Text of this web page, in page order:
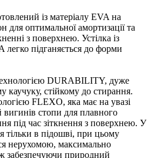
із матеріалу EVA на
для оптимальної амортизації та
з поверхнею. Устілка із
легко підганяється до форми
DURABILITY, дуже
каучуку, стійкому до стирання.
FLEXO, яка має на увазі
вигинів стопи для плавного
під час зіткнення з поверхнею. У
тільки в підошві, при цьому
нерухомою, максимально
забезпечуючи природний